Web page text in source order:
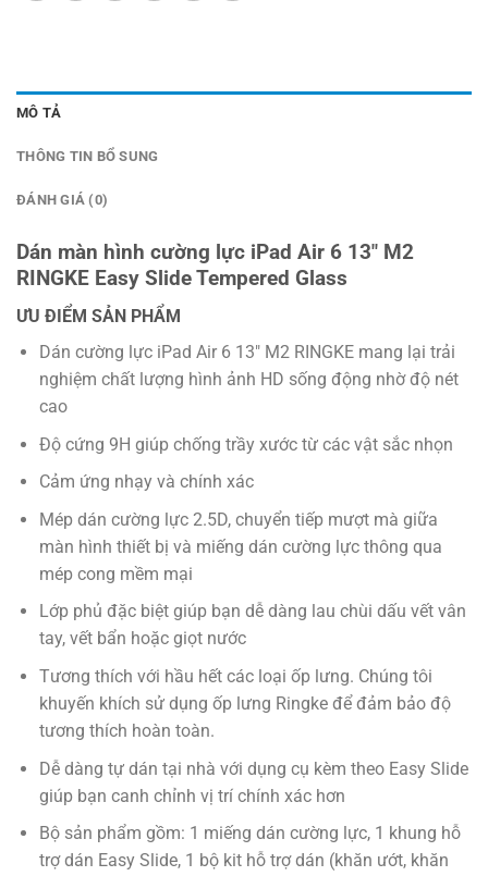
MÔ TẢ
THÔNG TIN BỔ SUNG
ĐÁNH GIÁ (0)
Dán màn hình cường lực iPad Air 6 13″ M2
RINGKE Easy Slide Tempered Glass
ƯU ĐIỂM SẢN PHẨM
Dán cường lực iPad Air 6 13″ M2 RINGKE mang lại trải
nghiệm chất lượng hình ảnh HD sống động nhờ độ nét
cao
Độ cứng 9H giúp chống trầy xước từ các vật sắc nhọn
Cảm ứng nhạy và chính xác
Mép dán cường lực 2.5D, chuyển tiếp mượt mà giữa
màn hình thiết bị và miếng dán cường lực thông qua
mép cong mềm mại
Lớp phủ đặc biệt giúp bạn dễ dàng lau chùi dấu vết vân
tay, vết bẩn hoặc giọt nước
Tương thích với hầu hết các loại ốp lưng. Chúng tôi
khuyến khích sử dụng ốp lưng Ringke để đảm bảo độ
tương thích hoàn toàn.
Dễ dàng tự dán tại nhà với dụng cụ kèm theo Easy Slide
giúp bạn canh chỉnh vị trí chính xác hơn
Bộ sản phẩm gồm: 1 miếng dán cường lực, 1 khung hỗ
trợ dán Easy Slide, 1 bộ kit hỗ trợ dán (khăn ướt, khăn